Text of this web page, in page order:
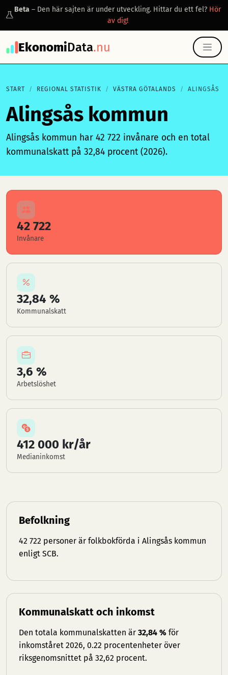
Beta – Den här sajten är under utveckling. Hittar du ett fel? Hör
av dig!
EkonomiData.nu
START REGIONAL STATISTIK VÄSTRA GÖTALANDS ALINGSÅS
Alingsås kommun
Alingsås kommun har 42 722 invånare och en total
kommunalskatt på 32,84 procent (2026).
42 722
Invånare
32,84 %
Kommunalskatt
3,6 %
Arbetslöshet
412 000 kr/år
Medianinkomst
Befolkning
42 722 personer är folkbokförda i Alingsås kommun
enligt SCB.
Kommunalskatt och inkomst
Den totala kommunalskatten är 32,84 % för
inkomståret 2026, 0.22 procentenheter över
riksgenomsnittet på 32,62 procent.